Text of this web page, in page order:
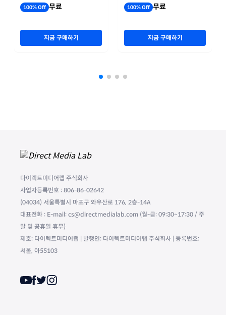
100% Off 무료
지금 구매하기
100% Off 무료
지금 구매하기
다이렉트미디어랩 주식회사
사업자등록번호 : 806-86-02642
(04034) 서울특별시 마포구 와우산로 176, 2층-14A
대표전화 : E-mail: cs@directmedialab.com (월-금: 09:30~17:30 / 주
말 및 공휴일 휴무)
제호: 다이렉트미디어랩 | 발행인: 다이렉트미디어랩 주식회사 | 등록번호:
서울, 아55103